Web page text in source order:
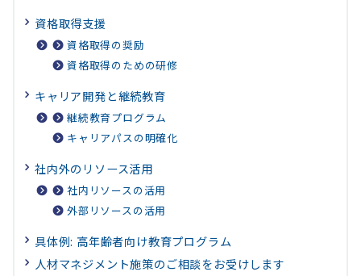
資格取得支援
資格取得の奨励
資格取得のための研修
キャリア開発と継続教育
継続教育プログラム
キャリアパスの明確化
社内外のリソース活用
社内リソースの活用
外部リソースの活用
具体例: 高年齢者向け教育プログラム
人材マネジメント施策のご相談をお受けします